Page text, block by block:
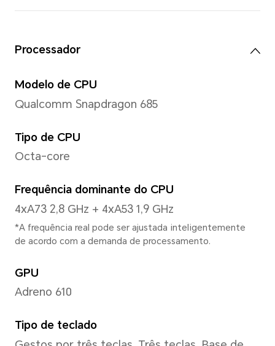
Tela
Tamanho
6,7 polegadas
*Com um design de cantos
comprimento diagonal da tela é
área real visível é levemente
Proporção